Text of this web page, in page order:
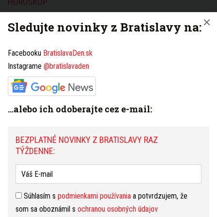
Dnes vám bude všetko vychádzať. V zamestnaní vám
to pôjde všetko s ľahkosťou. Vhodný čas na
plánovanie a riešenie komplikovaných problémov,
ktoré ste v minulosti odkladali. Večer bude v znamení
romantiky.čítať ďalej...
Fotografia bežeckého chodníka na Kuchajde
vyvolala búrlivú diskusiu. Nové Mesto
vysvetľuje, prečo dráha nevedie rovno
Víkendový program zadarmo: Bratislava ožije
koncertmi, kinom aj ohňovou show. Tieto akcie si
nenechajte ujsť
Sledujte novinky z Bratislavy na:
Facebooku BratislavaDen.sk
Instagrame @bratislavaden
...alebo ich odoberajte cez e-mail:
BEZPLATNÉ NOVINKY Z BRATISLAVY RAZ
TÝŽDENNE:
Súhlasím s podmienkami používania a potvrdzujem, že
som sa oboznámil s ochranou osobných údajov